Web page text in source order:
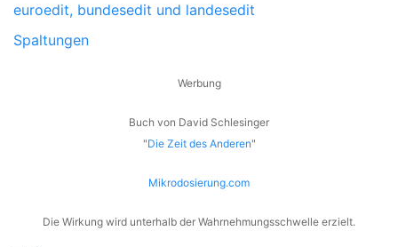
euroedit, bundesedit und landesedit
Spaltungen
Werbung
Buch von David Schlesinger
"Die Zeit des Anderen"
Mikrodosierung.com
Die Wirkung wird unterhalb der Wahrnehmungsschwelle erzielt.